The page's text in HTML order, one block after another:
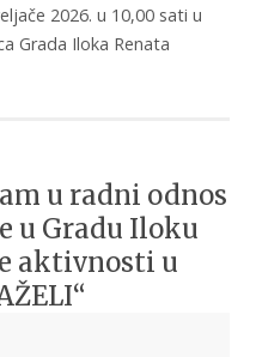
2026. u 10,00 sati u
Grada Iloka Renata
u radni odnos
u Gradu Iloku
aktivnosti u